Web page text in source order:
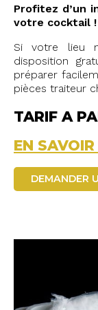
Profitez d’un
votre cocktail !
Si votre lieu
disposition
préparer
pièces traiteur
TARIF A
EN
DEMANDER